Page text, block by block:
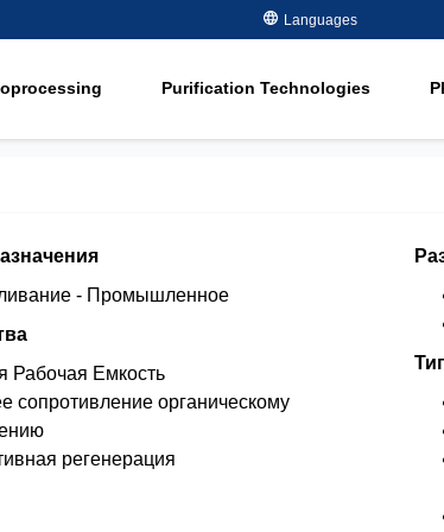
Languages
Purification Technologies
Oil and Gas
Potable and Groundwater
- Промышленное
Рабочая Емкость
сопротивление органическому
регенерация